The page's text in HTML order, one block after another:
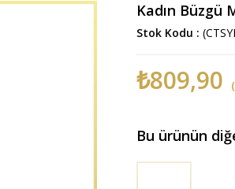
Kadın Büzgü
Stok Kodu
₺809,90
Bu ürünün